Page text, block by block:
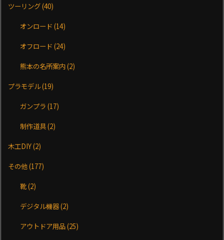
ツーリング(40)
オンロード(14)
オフロード(24)
熊本の名所案内(2)
プラモデル(19)
ガンプラ(17)
制作道具(2)
木工DIY(2)
その他(177)
靴(2)
デジタル機器(2)
アウトドア用品(25)